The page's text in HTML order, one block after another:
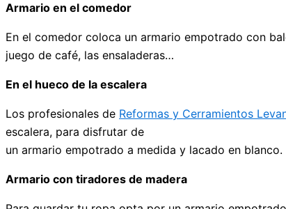
Armario en el comedor
En el comedor coloca un armario empotrado con
juego de café, las ensaladeras…
En el hueco de la escalera
Los profesionales de Reformas y Cerramientos
escalera, para disfrutar de
un armario empotrado a medida y lacado en
Armario con tiradores de madera